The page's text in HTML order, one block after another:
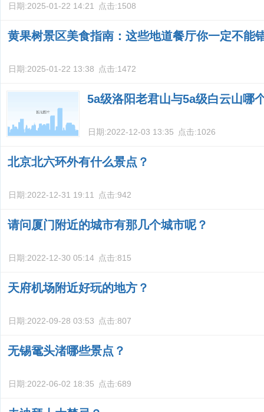
日期:2025-01-22 14:21 点击:1508
黄果树景区美食指南：这些地道餐厅你一定不能
日期:2025-01-22 13:38 点击:1472
5a级洛阳老君山与5a级白云山哪
日期:2022-12-03 13:35 点击:1026
北京北六环外有什么景点？
日期:2022-12-31 19:11 点击:942
请问厦门附近的城市有那几个城市呢？
日期:2022-12-30 05:14 点击:815
天府机场附近好玩的地方？
日期:2022-09-28 03:53 点击:807
无锡鼋头渚哪些景点？
日期:2022-06-02 18:35 点击:689